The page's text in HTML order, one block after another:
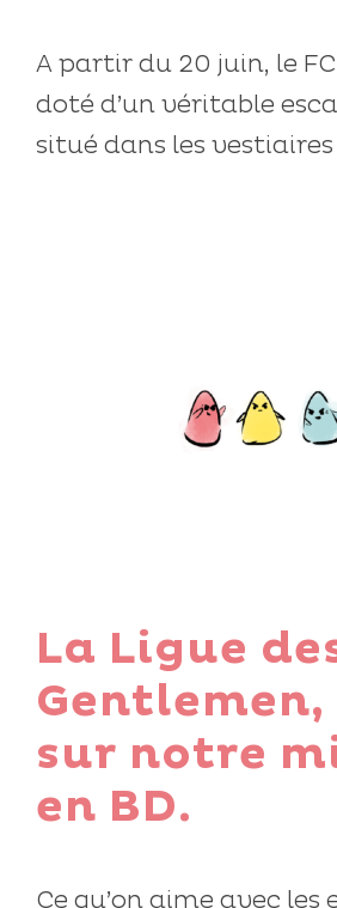
A partir du 20 juin, le
doté d’un véritable
situé dans les vestiaires
La Ligue
sur notre
en BD.
Ce qu’on aime avec les